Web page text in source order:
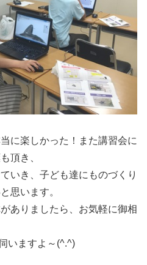
に楽しかった！また講習会に
頂き、
いき、子ども達にものづくり
思います。
ありましたら、お気軽に御相
いますよ～(^.^)